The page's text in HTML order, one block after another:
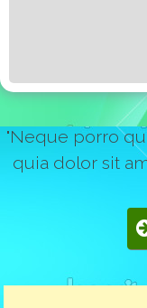
"Neque porro
quia dolor sit